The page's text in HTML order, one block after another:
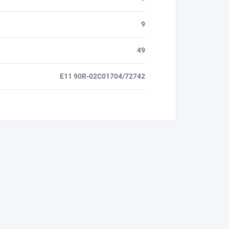
9
49
E11 90R-02C01704/72742